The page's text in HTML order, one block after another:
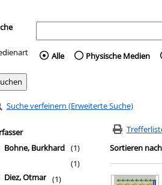
Wählen Sie die
Alle Physische Medien
Suche verfeinern (Erweiterte Suche)
Trefferliste springen
Bohne, Burkhard (1)
Diez, Otmar
(1)
(1)
Sortieren nach
Zu den